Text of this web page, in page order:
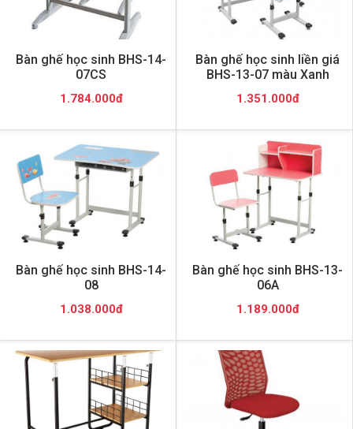
Bàn ghế học sinh BHS-14-
07CS
1.784.000đ
Bàn ghế học sinh liền giá
BHS-13-07 màu Xanh
1.351.000đ
Bàn ghế học sinh BHS-14-
08
1.038.000đ
Bàn ghế học sinh BHS-13-
06A
1.189.000đ